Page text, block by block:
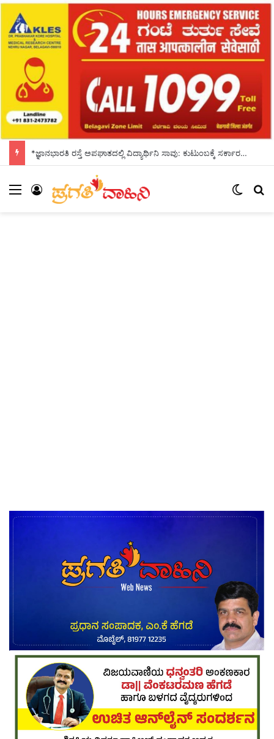
*ಜ್ಞಾನಭಾರತಿ ರಸ್ತೆ ಅಪಘಾತದಲ್ಲಿ ವಿದ್ಯಾರ್ಥಿನಿ ಸಾವು: ಕುಟುಂಬಕ್ಕೆ ಸರ್ಕಾರದಿಂದ 10 ಲಕ್ಷ ರೂ. ಪರಿಹಾರ*
Menu Log In